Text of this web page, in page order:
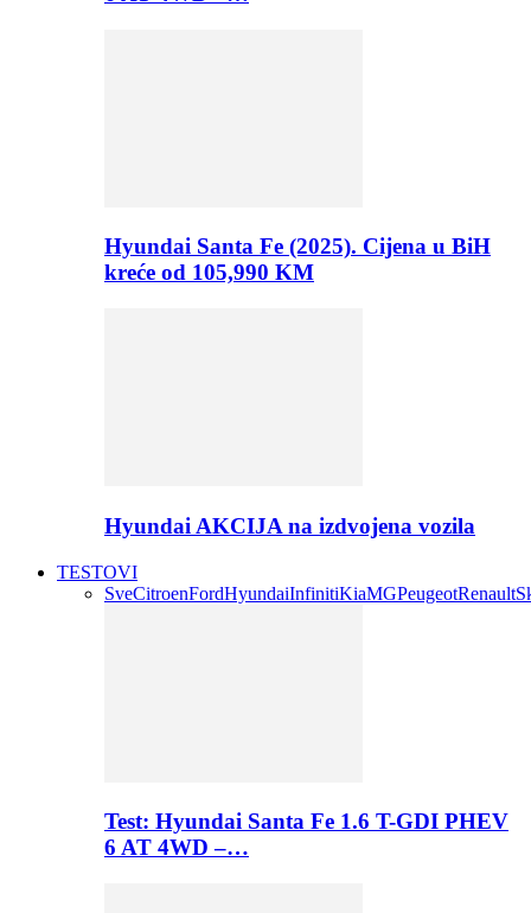
Hyundai Santa Fe (2025). Cijena u BiH
kreće od 105,990 KM
Hyundai AKCIJA na izdvojena vozila
TESTOVI
SveCitroenFordHyundaiInfinitiKiaMGPeugeotRenault
Test: Hyundai Santa Fe 1.6 T-GDI PHEV
6 AT 4WD –…